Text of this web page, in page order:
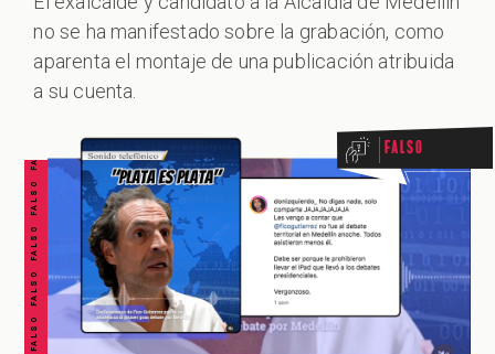
no se ha manifestado sobre la grabación, como
aparenta el montaje de una publicación atribuida
a su cuenta.
FALSO FALSO FALSO FALSO FALSO FALSO FALSO Falso